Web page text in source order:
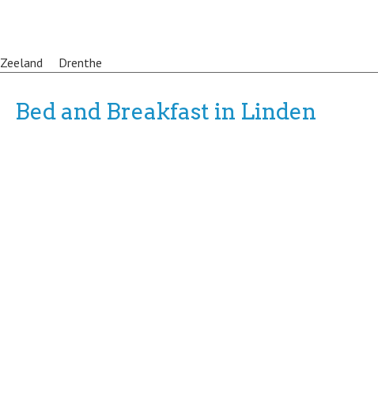
Zeeland Drenthe
Bed and Breakfast in Linden